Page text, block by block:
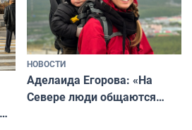
НОВОСТИ
Аделаида Егорова: «На
Севере люди общаются